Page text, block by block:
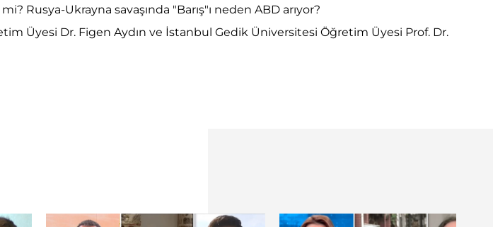
Rusya-Ukrayna savaşında "Barış"ı neden ABD arıyor?
Üyesi Dr. Figen Aydın ve İstanbul Gedik Üniversitesi Öğretim Üyesi Prof. Dr.